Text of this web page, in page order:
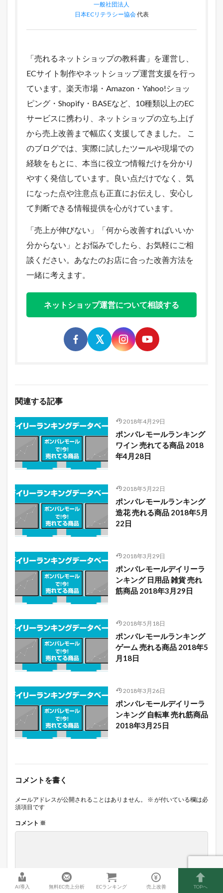
一般社団法人
日本ECリテラシー協会代表
「売れるネットショップの教科書」を運営し、
ECサイト制作やネットショップ運営支援を行っ
ています。楽天市場・Amazon・Yahoo!ショッ
ピング・Shopify・BASEなど、10種類以上のEC
サービスに携わり、ネットショップの立ち上げ
から売上改善まで幅広く支援してきました。 こ
のブログでは、実際に試したツールや現場での
経験をもとに、本当に役立つ情報だけを分かり
やすく発信しています。良い点だけでなく、気
になった点や注意点も正直にお伝えし、安心し
て判断できる情報提供を心がけています。
「売上が伸びない」「何から改善すればいいか
分からない」とお悩みでしたら、お気軽にご相
談ください。あなたのお店に合った改善方法を
一緒に考えます。
ネットショップ運営について相談する
関連する記事
2018年4月29日
ポンパレモールランキング
ワイン 売れてる商品 2018
年4月28日
2018年5月22日
ポンパレモールランキング
造花 売れる商品 2018年5月
22日
2018年3月29日
ポンパレモールデイリーラ
ンキング 日用品 雑貨 売れ
筋商品 2018年3月29日
2018年5月18日
ポンパレモールランキング
ゲーム 売れる商品 2018年5
月18日
2018年3月26日
ポンパレモールデイリーラ
ンキング 自転車 売れ筋商品
2018年3月25日
コメントを書く
メールアドレスが公開されることはありません。 ※ が付いている欄は必
須項目です
コメント ※
AI導入 無料EC売上分析 ECランキング 売上改善 TOPへ